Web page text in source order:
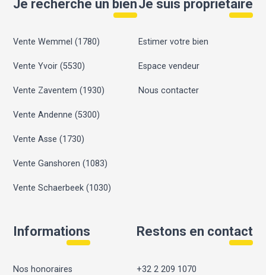
Je recherche un bien
Vente Wemmel (1780)
Vente Yvoir (5530)
Vente Zaventem (1930)
Vente Andenne (5300)
Vente Asse (1730)
Vente Ganshoren (1083)
Vente Schaerbeek (1030)
Je suis propriétaire
Estimer votre bien
Espace vendeur
Nous contacter
Informations
Nos honoraires
Restons en contact
+32 2 209 1070